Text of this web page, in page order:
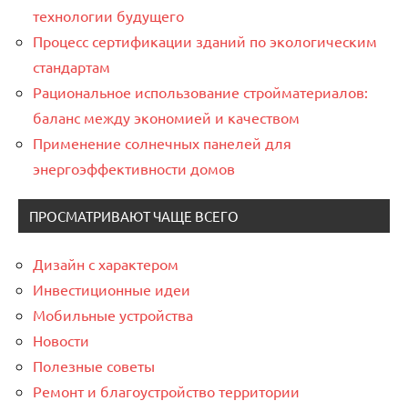
технологии будущего
Процесс сертификации зданий по экологическим
стандартам
Рациональное использование стройматериалов:
баланс между экономией и качеством
Применение солнечных панелей для
энергоэффективности домов
ПРОСМАТРИВАЮТ ЧАЩЕ ВСЕГО
Дизайн с характером
Инвестиционные идеи
Мобильные устройства
Новости
Полезные советы
Ремонт и благоустройство территории